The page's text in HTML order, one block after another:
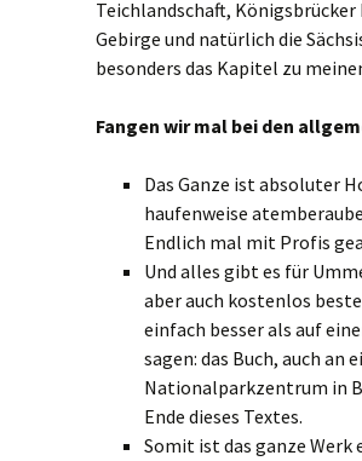
Teichlandschaft,
Gebirge und natürlich die
besonders das Kapitel zu
Fangen wir mal bei den
Das Ganze ist absoluter
haufenweise
Endlich mal mit Profis
Und alles gibt es für
aber auch kostenlos
einfach besser als auf
sagen: das Buch, auch an
Nationalparkzentrum in
Ende dieses Textes.
Somit ist das ganze Werk